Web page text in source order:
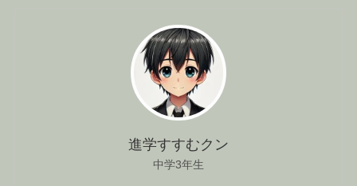
進学すすむクン
中学3年生